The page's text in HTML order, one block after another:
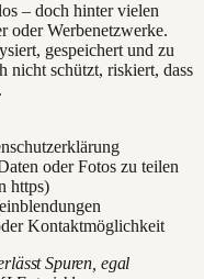
– doch hinter vielen
oder Werbenetzwerke.
gespeichert und zu
nicht schützt, riskiert, dass
oder Fotos zu teilen
https)
Kontaktmöglichkeit
Spuren, egal